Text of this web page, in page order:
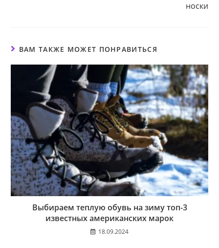
носки
ВАМ ТАКЖЕ МОЖЕТ ПОНРАВИТЬСЯ
Выбираем теплую обувь на зиму топ-3
известных американских марок
18.09.2024